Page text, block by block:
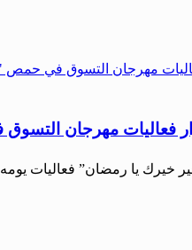
خيرك يا رمضان” فعاليات